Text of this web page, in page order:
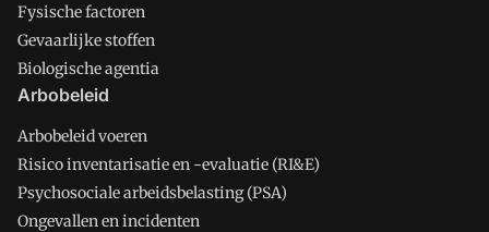
Fysische factoren
Gevaarlijke stoffen
Biologische agentia
Arbobeleid
Arbobeleid voeren
Risico inventarisatie en -evaluatie (RI&E)
Psychosociale arbeidsbelasting (PSA)
Ongevallen en incidenten